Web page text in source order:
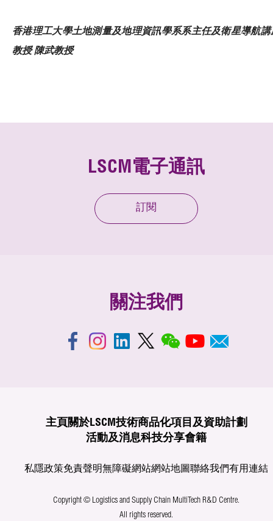
香港理工大學土地測量及地理資訊學系系主任及衛星導航講
教授 陳武教授
LSCM電子通訊
訂閱
關注我們
主頁關於LSCM技術商品化項目及資助計劃
活動及消息科技分享會籍
私隱政策免責聲明無障礙網站網站地圖聯絡我們有用連結
Copyright © Logistics and Supply Chain MultiTech R&D Centre.
All rights reserved.